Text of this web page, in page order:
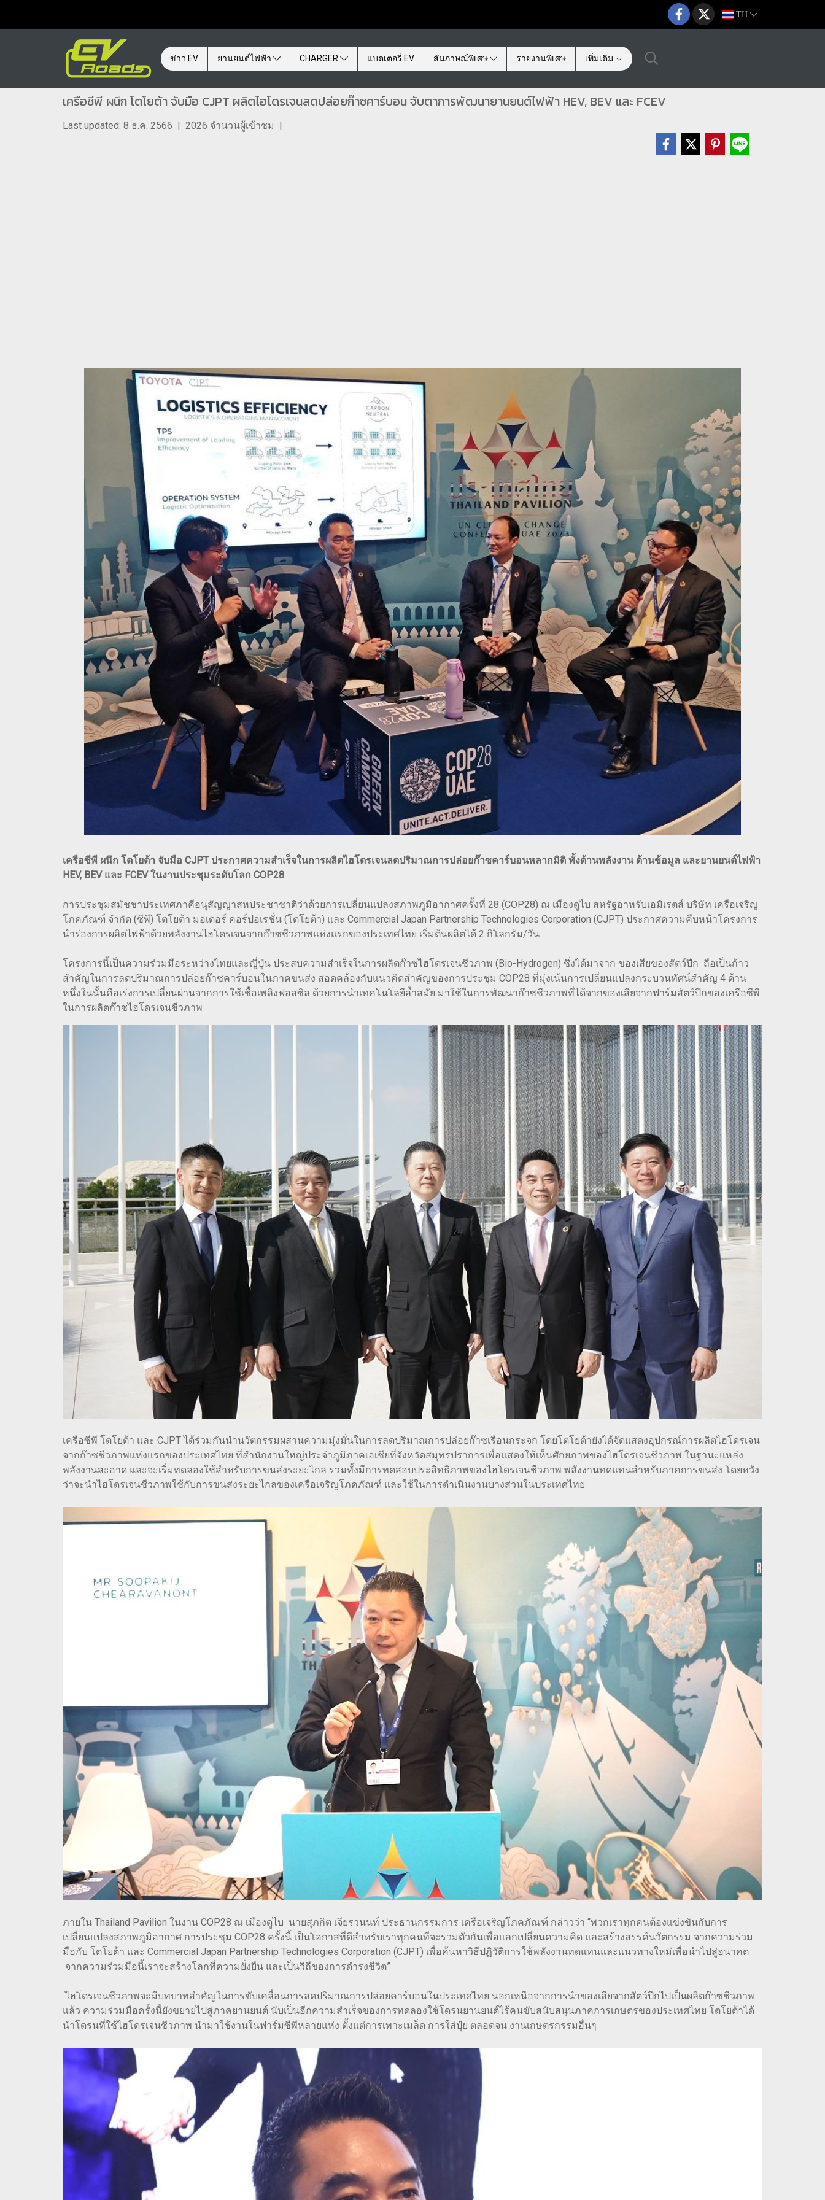
TH
ข่าว EV ยานยนต์ไฟฟ้า CHARGER แบตเตอรี่ EV สัมภาษณ์พิเศษ รายงานพิเศษ เพิ่มเติม
เครือซีพี ผนึก โตโยต้า จับมือ CJPT ผลิตไฮโดรเจนลดปล่อยก๊าซคาร์บอน จับตาการพัฒนายานยนต์ไฟฟ้า HEV, BEV และ FCEV
Last updated: 8 ธ.ค. 2566 | 2026 จำนวนผู้เข้าชม |
เครือซีพี ผนึก โตโยต้า จับมือ CJPT ประกาศความสำเร็จในการผลิตไฮโดรเจนลดปริมาณการปล่อยก๊าซคาร์บอนหลากมิติ ทั้งด้านพลังงาน ด้านข้อมูล และยานยนต์ไฟฟ้า
HEV, BEV และ FCEV ในงานประชุมระดับโลก COP28
การประชุมสมัชชาประเทศภาคีอนุสัญญาสหประชาชาติว่าด้วยการเปลี่ยนแปลงสภาพภูมิอากาศครั้งที่ 28 (COP28) ณ เมืองดูไบ สหรัฐอาหรับเอมิเรตส์ บริษัท เครือเจริญ
โภคภัณฑ์ จำกัด (ซีพี) โตโยต้า มอเตอร์ คอร์ปอเรชั่น (โตโยต้า) และ Commercial Japan Partnership Technologies Corporation (CJPT) ประกาศความคืบหน้าโครงการ
นำร่องการผลิตไฟฟ้าด้วยพลังงานไฮโดรเจนจากก๊าซชีวภาพแห่งแรกของประเทศไทย เริ่มต้นผลิตได้ 2 กิโลกรัม/วัน
โครงการนี้เป็นความร่วมมือระหว่างไทยและญี่ปุ่น ประสบความสำเร็จในการผลิตก๊าซไฮโดรเจนชีวภาพ (Bio-Hydrogen) ซึ่งได้มาจาก ของเสียของสัตว์ปีก ถือเป็นก้าว
สำคัญในการลดปริมาณการปล่อยก๊าซคาร์บอนในภาคขนส่ง สอดคล้องกับแนวคิดสำคัญของการประชุม COP28 ที่มุ่งเน้นการเปลี่ยนแปลงกระบวนทัศน์สำคัญ 4 ด้าน
หนึ่งในนั้นคือเร่งการเปลี่ยนผ่านจากการใช้เชื้อเพลิงฟอสซิล ด้วยการนำเทคโนโลยีล้ำสมัย มาใช้ในการพัฒนาก๊าซชีวภาพที่ได้จากของเสียจากฟาร์มสัตว์ปีกของเครือซีพี
ในการผลิตก๊าชไฮโดรเจนชีวภาพ
เครือซีพี โตโยต้า และ CJPT ได้ร่วมกันนำนวัตกรรมผสานความมุ่งมั่นในการลดปริมาณการปล่อยก๊าซเรือนกระจก โดยโตโยต้ายังได้จัดแสดงอุปกรณ์การผลิตไฮโดรเจน
จากก๊าซชีวภาพแห่งแรกของประเทศไทย ที่สำนักงานใหญ่ประจำภูมิภาคเอเชียที่จังหวัดสมุทรปราการเพื่อแสดงให้เห็นศักยภาพของไฮโดรเจนชีวภาพ ในฐานะแหล่ง
พลังงานสะอาด และจะเริ่มทดลองใช้สำหรับการขนส่งระยะไกล รวมทั้งมีการทดสอบประสิทธิภาพของไฮโดรเจนชีวภาพ พลังงานทดแทนสำหรับภาคการขนส่ง โดยหวัง
ว่าจะนำไฮโดรเจนชีวภาพใช้กับการขนส่งระยะไกลของเครือเจริญโภคภัณฑ์ และใช้ในการดำเนินงานบางส่วนในประเทศไทย
ภายใน Thailand Pavilion ในงาน COP28 ณ เมืองดูไบ นายสุภกิต เจียรวนนท์ ประธานกรรมการ เครือเจริญโภคภัณฑ์ กล่าวว่า “พวกเราทุกคนต้องแข่งขันกับการ
เปลี่ยนแปลงสภาพภูมิอากาศ การประชุม COP28 ครั้งนี้ เป็นโอกาสที่ดีสำหรับเราทุกคนที่จะรวมตัวกันเพื่อแลกเปลี่ยนความคิด และสร้างสรรค์นวัตกรรม จากความร่วม
มือกับ โตโยต้า และ Commercial Japan Partnership Technologies Corporation (CJPT) เพื่อค้นหาวิธีปฏิวัติการใช้พลังงานทดแทนและแนวทางใหม่เพื่อนำไปสู่อนาคต
จากความร่วมมือนี้เราจะสร้างโลกที่ความยั่งยืน และเป็นวิถีของการดำรงชีวิต”
ไฮโดรเจนชีวภาพจะมีบทบาทสำคัญในการขับเคลื่อนการลดปริมาณการปล่อยคาร์บอนในประเทศไทย นอกเหนือจากการนำของเสียจากสัตว์ปีกไปเป็นผลิตก๊าซชีวภาพ
แล้ว ความร่วมมือครั้งนี้ยังขยายไปสู่ภาคยานยนต์ นับเป็นอีกความสำเร็จของการทดลองใช้โดรนยานยนต์ไร้คนขับสนับสนุนภาคการเกษตรของประเทศไทย โตโยต้าได้
นำโดรนที่ใช้ไฮโดรเจนชีวภาพ นำมาใช้งานในฟาร์มซีพีหลายแห่ง ตั้งแต่การเพาะเมล็ด การใส่ปุ๋ย ตลอดจน งานเกษตรกรรมอื่นๆ